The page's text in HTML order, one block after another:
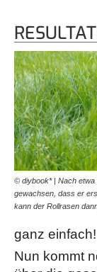
© diybook* | Nach
gewachsen, dass er
kann der Rollrasen
ganz einfach!
Nun kommt